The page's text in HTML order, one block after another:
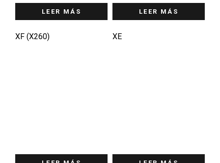
LEER MÁS
XF (X260)
LEER MÁS
XE